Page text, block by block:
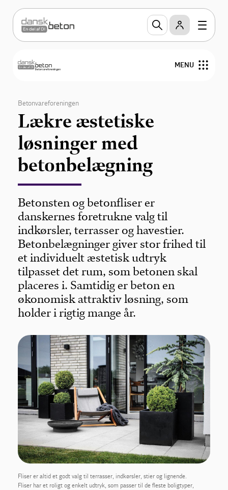
MENU
Produkter
Teknik og design
Miljøvaredeklarationer
Om Betonvareforeningen
Betonvareforeningen
Lækre æstetiske
løsninger med
betonbelægning
Betonsten og betonfliser er
danskernes foretrukne valg til
indkørsler, terrasser og havestier.
Betonbelægninger giver stor frihed til
et individuelt æstetisk udtryk
tilpasset det rum, som betonen skal
placeres i. Samtidig er beton en
økonomisk attraktiv løsning, som
holder i rigtig mange år.
Fliser er altid et godt valg til terrasser, indkørsler, stier og lignende.
Fliser har et roligt og enkelt udtryk, som passer til de fleste boligtyper,